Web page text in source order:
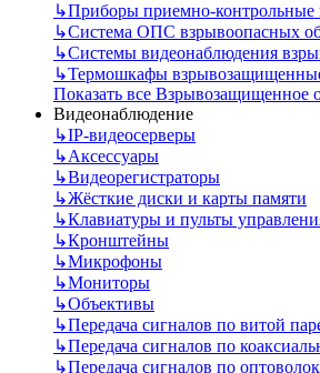
↳Приборы приемно-
↳Система ОПС взрывоопасных
↳Системы видеонаблюдения
↳Термошкафы
Показать все Взрывозащищенное
Видеонаблюдение
↳IP-видеосерверы
↳Аксессуары
↳Видеорегистраторы
↳Жёсткие диски и карты памяти
↳Клавиатуры и пульты
↳Кронштейны
↳Микрофоны
↳Мониторы
↳Объективы
↳Передача сигналов по витой
↳Передача сигналов по
↳Передача сигналов по